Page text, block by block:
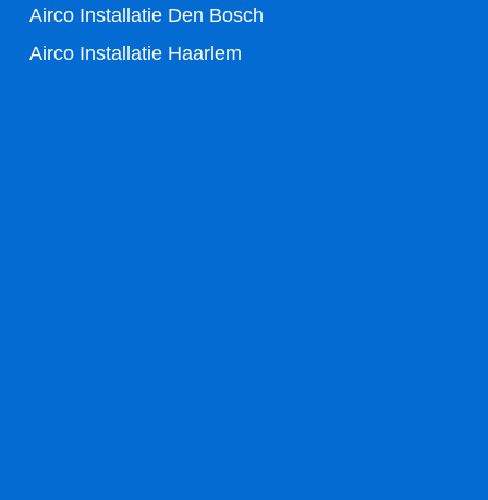
Airco Installatie Den Bosch
Airco Installatie Haarlem